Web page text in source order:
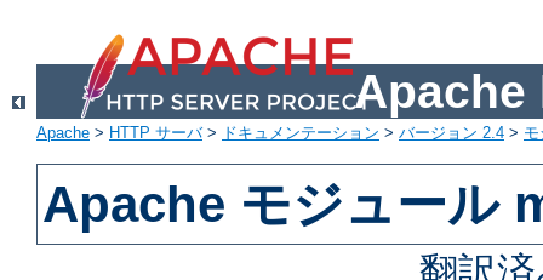
Apache
Apache > HTTP サーバ> ドキュメンテーション > バージョン 2.4 >
Apache モジュール